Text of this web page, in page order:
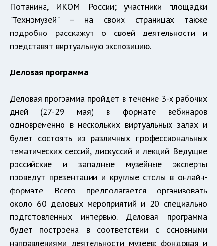
Потанина, ИКОМ России; участники площадки
"Техномузей" – на своих страницах также
подробно расскажут о своей деятельности и
представят виртуальную экспозицию.
Деловая программа
Деловая программа пройдет в течение 3-х рабочих
дней (27-29 мая) в формате вебинаров
одновременно в нескольких виртуальных залах и
будет состоять из различных профессиональных
тематических сессий, дискуссий и лекций. Ведущие
российские и западные музейные эксперты
проведут презентации и круглые столы в онлайн-
формате. Всего предполагается организовать
около 60 деловых мероприятий и 20 специально
подготовленных интервью. Деловая программа
будет построена в соответствии с основными
направлениями деятельности музеев: фондовая и